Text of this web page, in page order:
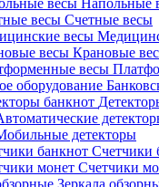
Счетные весы
Крановые
детекторы
Счетчики
Счетчики
Зеркала